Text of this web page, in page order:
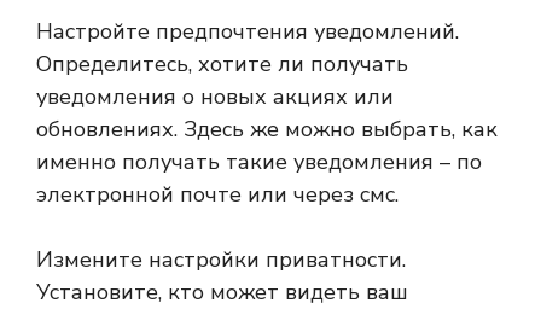
Настройте предпочтения уведомлений.
Определитесь, хотите ли получать
уведомления о новых акциях или
обновлениях. Здесь же можно выбрать, как
именно получать такие уведомления – по
электронной почте или через смс.
Измените настройки приватности.
Установите, кто может видеть ваш